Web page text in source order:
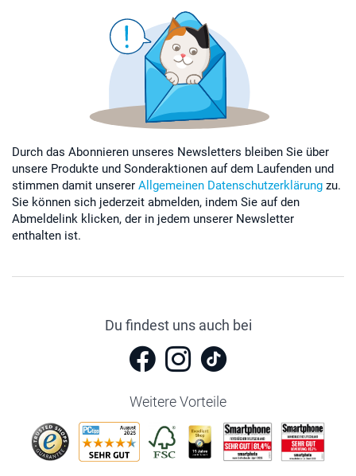
Durch das Abonnieren unseres Newsletters bleiben Sie über
unsere Produkte und Sonderaktionen auf dem Laufenden und
stimmen damit unserer Allgemeinen Datenschutzerklärung zu.
Sie können sich jederzeit abmelden, indem Sie auf den
Abmeldelink klicken, der in jedem unserer Newsletter
enthalten ist.
Du findest uns auch bei
Weitere Vorteile